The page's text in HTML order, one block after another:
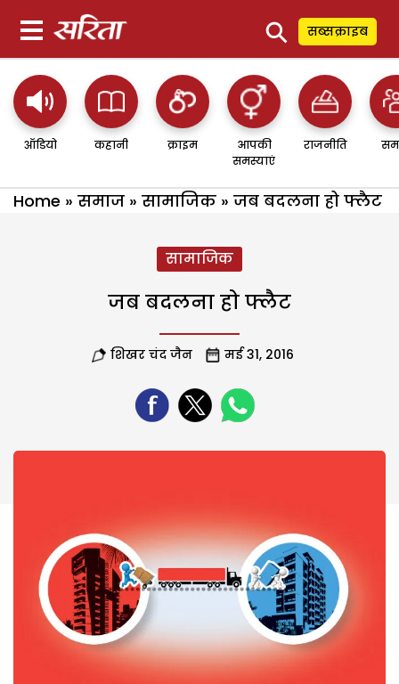
⚲ सब्सक्राइब
ऑडियो कहानी क्राइम
आपकी
समस्याएं
राजनीति
Home » समाज » सामाजिक » जब बदलना हो फ्लैट
सामाजिक
जब बदलना हो फ्लैट
शिखर चंद जैन मई 31, 2016